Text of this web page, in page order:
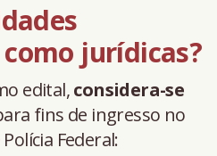
jurídicas?
edital,considera-se
fins de ingresso no
Federal: